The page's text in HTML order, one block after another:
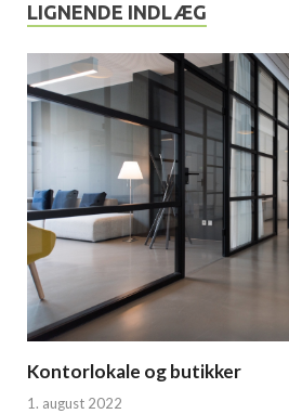
LIGNENDE INDLÆG
Kontorlokale og butikker
1. august 2022